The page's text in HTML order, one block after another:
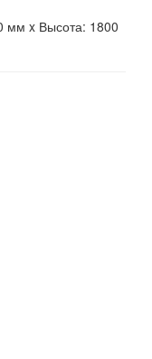
x Высота: 1800